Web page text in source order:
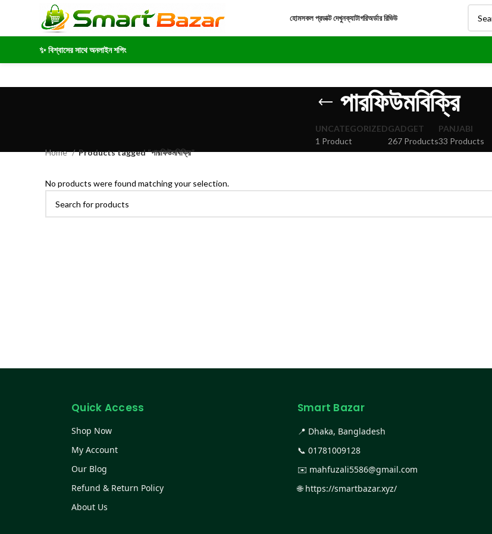
হোমসকল প্রডাক্ট দেখুনক্যাটাগরিঅর্ডার রিভিউ
✨ বিশ্বাসের সাথে অনলাইন শপিং
পারফিউমবিক্রি
UNCATEGORIZED
1 Product
GADGET
267 Products
PANJABI
33 Products
Home
Products tagged “পারফিউমবিক্রি”
No products were found matching your selection.
Quick Access
Shop Now
My Account
Our Blog
Refund & Return Policy
About Us
Smart Bazar
📍 Dhaka, Bangladesh
📞 01781009128
✉️ mahfuzali5586@gmail.com
🌐 https://smartbazar.xyz/